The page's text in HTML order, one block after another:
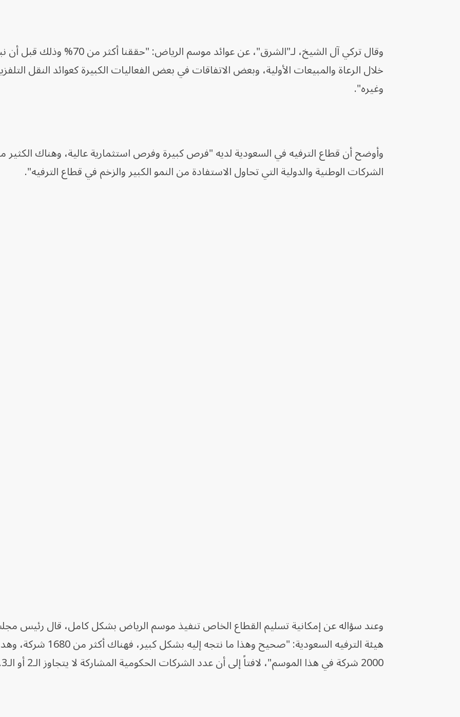
وقال تركي آل الشيخ، لـ"الشرق"، عن عوائد موسم الرياض: "حققنا
خلال الرعاة والمبيعات الأولية، وبعض الاتفاقات في بعض الفعاليات الكبيرة كعوائد النقل
وغيره".
وأوضح أن قطاع الترفيه في السعودية لديه "فرص كبيرة وفرص استثمارية عالية، وهناك الكثير
الشركات الوطنية والدولية التي تحاول الاستفادة من النمو الكبير والزخم في قطاع الترفيه".
وعند سؤاله عن إمكانية تسليم القطاع الخاص تنفيذ موسم الرياض بشكل كامل، قال رئيس
هيئة الترفيه السعودية: "صحيح وهذا ما نتجه إليه بشكل
2000 شركة في هذا الموسم"، لافتاً إلى أن عدد الشركات الحكومية المشاركة لا يتجاوز الـ2 أو الـ3.